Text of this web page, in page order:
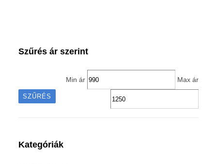
Szűrés ár szerint
Min ár Max ár
SZŰRÉS
Kategóriák